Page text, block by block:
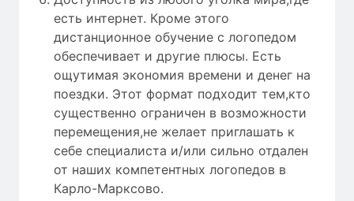
есть интернет. Кроме этого
дистанционное обучение с логопедом
обеспечивает и другие плюсы. Есть
ощутимая экономия времени и денег на
поездки. Этот формат подходит тем,кто
существенно ограничен в возможности
перемещения,не желает приглашать к
себе специалиста и/или сильно отдален
от наших компетентных логопедов в
Карло-Марксово.